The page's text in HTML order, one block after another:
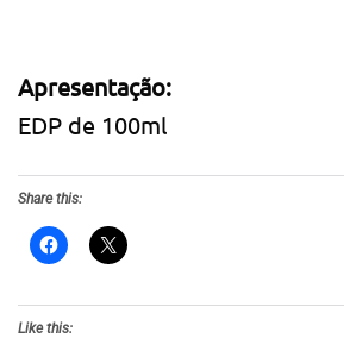
Apresentação:
EDP de 100ml
Share this:
Like this: